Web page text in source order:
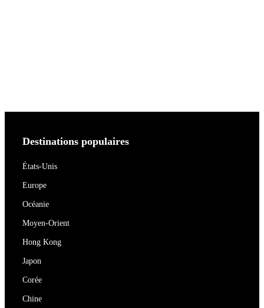
Destinations populaires
États-Unis
Europe
Océanie
Moyen-Orient
Hong Kong
Japon
Corée
Chine